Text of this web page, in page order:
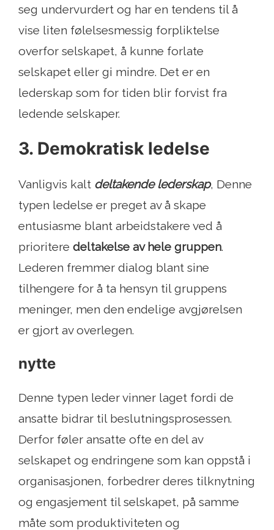
seg undervurdert og har en tendens til å
vise liten følelsesmessig forpliktelse
overfor selskapet, å kunne forlate
selskapet eller gi mindre. Det er en
lederskap som for tiden blir forvist fra
ledende selskaper.
3. Demokratisk ledelse
Vanligvis kalt deltakende lederskap, Denne
typen ledelse er preget av å skape
entusiasme blant arbeidstakere ved å
prioritere deltakelse av hele gruppen.
Lederen fremmer dialog blant sine
tilhengere for å ta hensyn til gruppens
meninger, men den endelige avgjørelsen
er gjort av overlegen.
nytte
Denne typen leder vinner laget fordi de
ansatte bidrar til beslutningsprosessen.
Derfor føler ansatte ofte en del av
selskapet og endringene som kan oppstå i
organisasjonen, forbedrer deres tilknytning
og engasjement til selskapet, på samme
måte som produktiviteten og